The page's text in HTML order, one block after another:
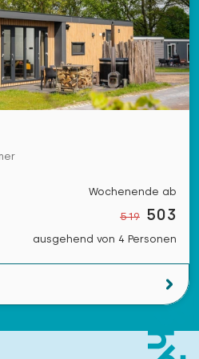
Wochenende ab
519 503
ausgehend von 4 Personen